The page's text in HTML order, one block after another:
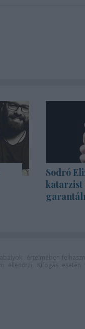
Sodró
katarzist